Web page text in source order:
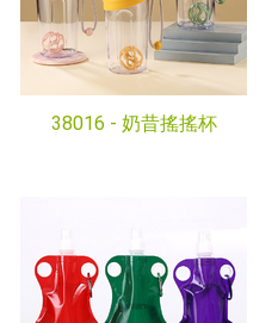
38016 - 奶昔搖搖杯